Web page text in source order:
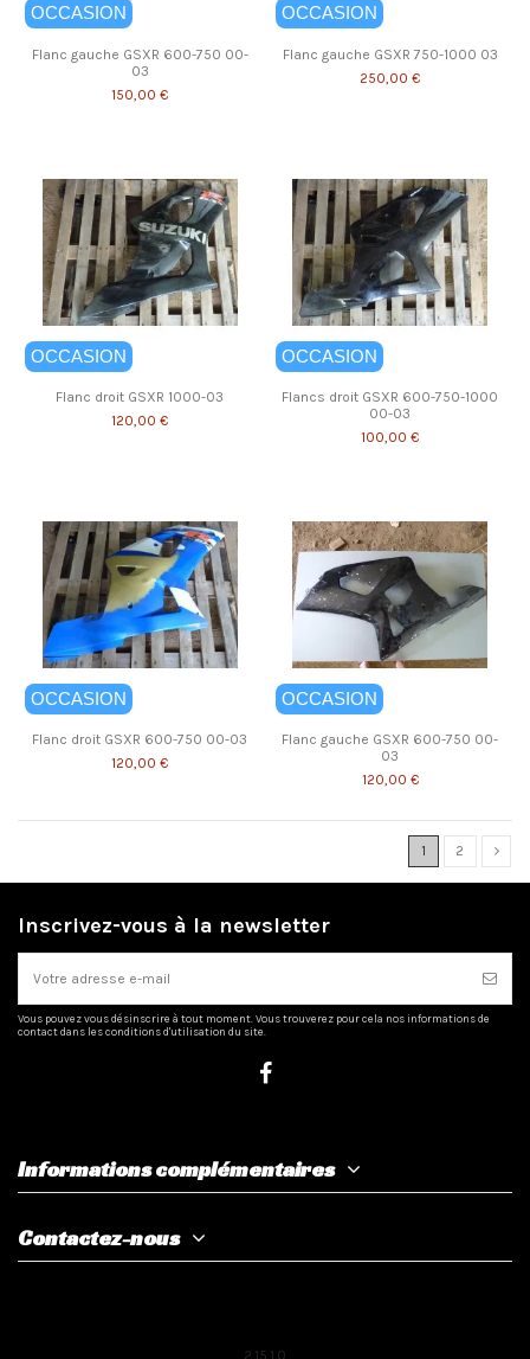
OCCASION
Flanc gauche GSXR 600-750 00-
03
150,00 €
OCCASION
Flanc gauche GSXR 750-1000 03
250,00 €
OCCASION
Flanc droit GSXR 1000-03
120,00 €
OCCASION
Flancs droit GSXR 600-750-1000
00-03
100,00 €
OCCASION
Flanc droit GSXR 600-750 00-03
120,00 €
OCCASION
Flanc gauche GSXR 600-750 00-
03
120,00 €
1 2
Inscrivez-vous à la newsletter
Vous pouvez vous désinscrire à tout moment. Vous trouverez pour cela nos informations de
contact dans les conditions d'utilisation du site.
Informations complémentaires
Contactez-nous
2.15.1.0